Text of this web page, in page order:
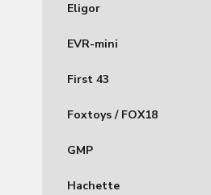
Eligor
EVR-mini
First 43
Foxtoys / FOX18
GMP
Hachette